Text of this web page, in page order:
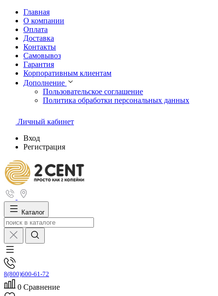
Главная
О компании
Оплата
Доставка
Контакты
Самовывоз
Гарантия
Корпоративным клиентам
Дополнение
Пользовательское соглашение
Политика обработки персональных данных
Личный кабинет
Вход
Регистрация
Каталог
8(800)600-61-72
0 Сравнение